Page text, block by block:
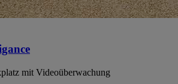
mit Videoüberwachung